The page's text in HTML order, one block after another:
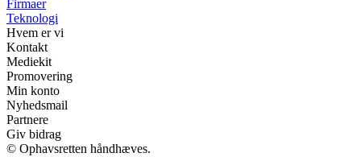
Firmaer
Teknologi
Hvem er vi
Kontakt
Mediekit
Promovering
Min konto
Nyhedsmail
Partnere
Giv bidrag
© Ophavsretten håndhæves.